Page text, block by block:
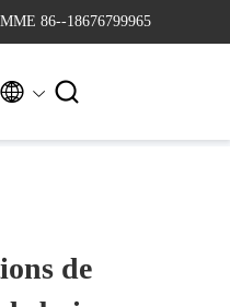
86--18676799965
 
de